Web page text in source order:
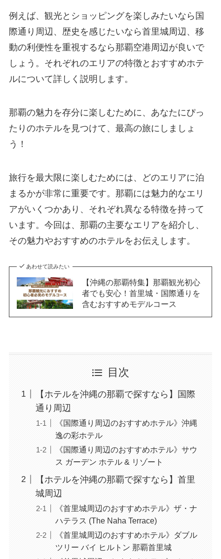
例えば、観光とショッピングを楽しみたいなら国
際通り周辺、歴史を感じたいなら首里城周辺、移
動の利便性を重視するなら那覇空港周辺が良いで
しょう。それぞれのエリアの特徴とおすすめホテ
ルについて詳しく説明します。
那覇の魅力を存分に楽しむために、あなたにぴっ
たりのホテルを見つけて、最高の旅にしましょ
う！
旅行を最大限に楽しむためには、どのエリアに泊
まるかが非常に重要です。那覇には魅力的なエリ
アがいくつかあり、それぞれ異なる特徴を持って
います。今回は、那覇の主要なエリアを紹介し、
その魅力やおすすめのホテルをお伝えします。
あわせて読みたい
【沖縄の那覇特集】那覇観光初心
者でも安心！首里城・国際通りを
含むおすすめモデルコース
目次
【ホテルを沖縄の那覇で探すなら】国際
通り周辺
《国際通り周辺のおすすめホテル》沖縄
逸の彩ホテル
《国際通り周辺のおすすめホテル》サウ
ス ガーデン ホテル & リゾート
【ホテルを沖縄の那覇で探すなら】首里
城周辺
《首里城周辺のおすすめホテル》ザ・ナ
ハテラス (The Naha Terrace)
《首里城周辺のおすすめホテル》ダブル
ツリー バイ ヒルトン 那覇首里城